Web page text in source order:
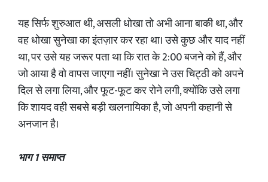
यह सिर्फ शुरुआत थी, असली धोखा तो अभी आना बाकी था, और
वह धोखा सुनेखा का इंतज़ार कर रहा था। उसे कुछ और याद नहीं
था, पर उसे यह जरूर पता था कि रात के 2:00 बजने को हैं, और
जो आया है वो वापस जाएगा नहीं। सुनेखा ने उस चिट्ठी को अपने
दिल से लगा लिया, और फूट-फूट कर रोने लगी, क्योंकि उसे लगा
कि शायद वही सबसे बड़ी खलनायिका है, जो अपनी कहानी से
अनजान है।
भाग 1 समाप्त